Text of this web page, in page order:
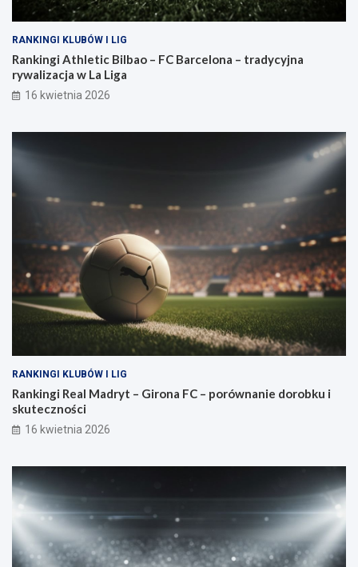
RANKINGI KLUBÓW I LIG
Rankingi Athletic Bilbao – FC Barcelona – tradycyjna
rywalizacja w La Liga
16 kwietnia 2026
RANKINGI KLUBÓW I LIG
Rankingi Real Madryt – Girona FC – porównanie dorobku i
skuteczności
16 kwietnia 2026